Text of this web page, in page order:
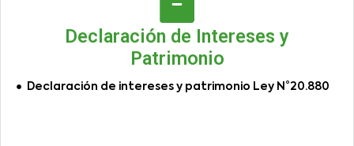
Declaración de Intereses y
Patrimonio
Declaración de intereses y patrimonio Ley N°20.880